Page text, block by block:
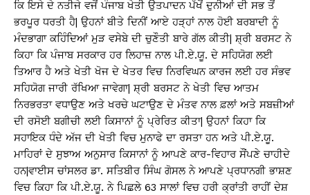
ਕਿ ਇਸੇ ਦੇ ਨਤੀਜੇ ਵਜੋਂ ਪੰਜਾਬ ਖੇਤੀ ਉਤਪਾਦਨ ਪੱਖੋਂ ਦੁਨੀਆਂ ਦੀ ਸਭ ਤੋਂ
ਭਰਪੂਰ ਧਰਤੀ ਹੈ| ਉਹਨਾਂ ਬੀਤੇ ਦਿਨੀਂ ਆਏ ਹੜ੍ਹਾਂ ਨਾਲ ਹੋਈ ਬਰਬਾਦੀ ਨੂੰ
ਮੰਦਭਾਗਾ ਕਹਿੰਦਿਆਂ ਮੁੜ ਵਸੇਬੇ ਦੀ ਚੁਣੌਤੀ ਬਾਰੇ ਗੱਲ ਕੀਤੀ| ਸ਼੍ਰੀ ਬਰਸਟ ਨੇ
ਕਿਹਾ ਕਿ ਪੰਜਾਬ ਸਰਕਾਰ ਹਰ ਲਿਹਾਜ਼ ਨਾਲ ਪੀ.ਏ.ਯੂ. ਦੇ ਸਹਿਯੋਗ ਲਈ
ਤਿਆਰ ਹੈ ਅਤੇ ਖੇਤੀ ਖੋਜ ਦੇ ਖੇਤਰ ਵਿਚ ਨਿਰਵਿਘਨ ਕਾਰਜ ਲਈ ਹਰ ਸੰਭਵ
ਸਹਿਯੋਗ ਜਾਰੀ ਰੱਖਿਆ ਜਾਵੇਗਾ| ਸ਼੍ਰੀ ਬਰਸਟ ਨੇ ਖੇਤੀ ਵਿਚ ਆਤਮ
ਨਿਰਭਰਤਾ ਵਧਾਉਣ ਅਤੇ ਖਰਚੇ ਘਟਾਉਣ ਦੇ ਮੰਤਵ ਨਾਲ ਫ਼ਲਾਂ ਅਤੇ ਸਬਜ਼ੀਆਂ
ਦੀ ਰਸੋਈ ਬਗੀਚੀ ਲਈ ਕਿਸਾਨਾਂ ਨੂੰ ਪ੍ਰੇਰਿਤ ਕੀਤਾ| ਉਹਨਾਂ ਕਿਹਾ ਕਿ
ਸਹਾਇਕ ਧੰਦੇ ਅੱਜ ਦੀ ਖੇਤੀ ਵਿਚ ਮੁਨਾਫੇ ਦਾ ਰਸਤਾ ਹਨ ਅਤੇ ਪੀ.ਏ.ਯੂ.
ਮਾਹਿਰਾਂ ਦੇ ਸੁਝਾਅ ਅਨੁਸਾਰ ਕਿਸਾਨਾਂ ਨੂੰ ਆਪਣੇ ਕਾਰ-ਵਿਹਾਰ ਸੌਂਪਣੇ ਚਾਹੀਦੇ
ਹਨ|ਵਾਈਸ ਚਾਂਸਲਰ ਡਾ. ਸਤਿਬੀਰ ਸਿੰਘ ਗੋਸਲ ਨੇ ਆਪਣੇ ਪ੍ਰਧਾਨਗੀ ਭਾਸ਼ਣ
ਵਿਚ ਕਿਹਾ ਕਿ ਪੀ.ਏ.ਯੂ. ਨੇ ਪਿਛਲੇ 63 ਸਾਲਾਂ ਵਿਚ ਹਰੀ ਕ੍ਰਾਂਤੀ ਰਾਹੀਂ ਦੇਸ਼